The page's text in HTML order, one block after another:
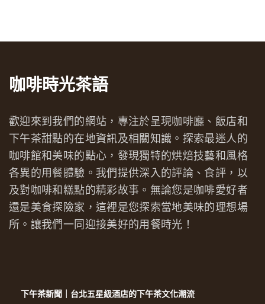
咖啡時光茶語
歡迎來到我們的網站，專注於呈現咖啡廳、飯店和
下午茶甜點的在地資訊及相關知識。探索最迷人的
咖啡館和美味的點心，發現獨特的烘焙技藝和風格
各異的用餐體驗。我們提供深入的評論、食評，以
及對咖啡和糕點的精彩故事。無論您是咖啡愛好者
還是美食探險家，這裡是您探索當地美味的理想場
所。讓我們一同迎接美好的用餐時光！
下午茶新聞｜台北五星級酒店的下午茶文化潮流